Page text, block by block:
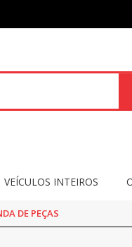
VEÍCULOS INTEIROS
DE PEÇAS